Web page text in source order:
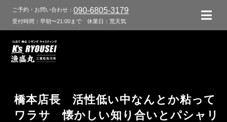
ご予約・お問い合わせ： 090-6805-3179
受付時間：早朝〜21:00まで 休業日：荒天気
橋本店長 活性低い中なんとか粘って
ワラサ 懐かしい知り合いとパシャリ